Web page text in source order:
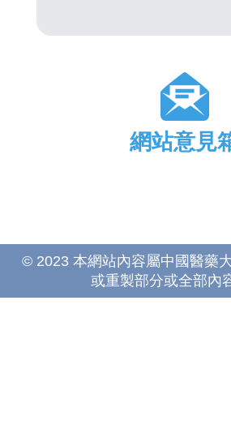
網站意見
© 2023 本網站內容屬中國醫藥
或重製部分或全部內